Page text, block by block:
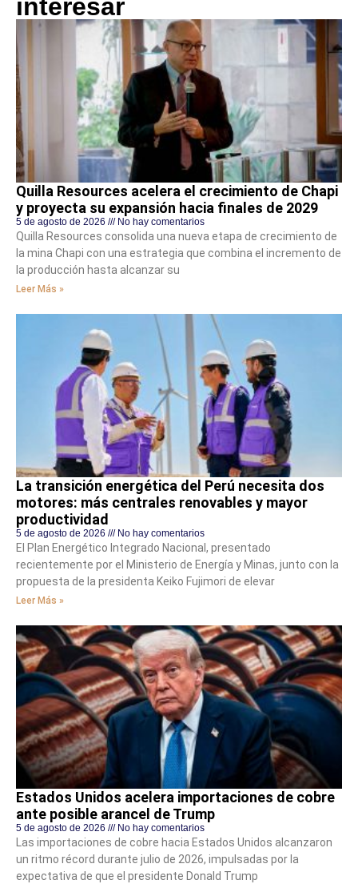
interesar
Quilla Resources acelera el crecimiento de Chapi
y proyecta su expansión hacia finales de 2029
5 de agosto de 2026 No hay comentarios
Quilla Resources consolida una nueva etapa de crecimiento de
la mina Chapi con una estrategia que combina el incremento de
la producción hasta alcanzar su
Leer Más »
La transición energética del Perú necesita dos
motores: más centrales renovables y mayor
productividad
5 de agosto de 2026 No hay comentarios
El Plan Energético Integrado Nacional, presentado
recientemente por el Ministerio de Energía y Minas, junto con la
propuesta de la presidenta Keiko Fujimori de elevar
Leer Más »
Estados Unidos acelera importaciones de cobre
ante posible arancel de Trump
5 de agosto de 2026 No hay comentarios
Las importaciones de cobre hacia Estados Unidos alcanzaron
un ritmo récord durante julio de 2026, impulsadas por la
expectativa de que el presidente Donald Trump